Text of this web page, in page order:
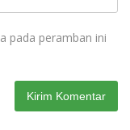
pada peramban ini